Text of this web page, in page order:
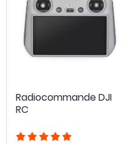
Radiocommande DJI
RC